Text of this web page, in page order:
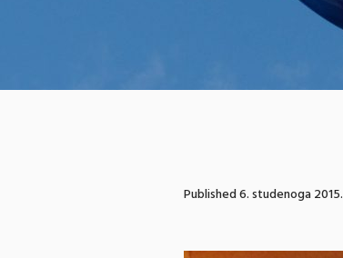
Published6. studenoga 2015.